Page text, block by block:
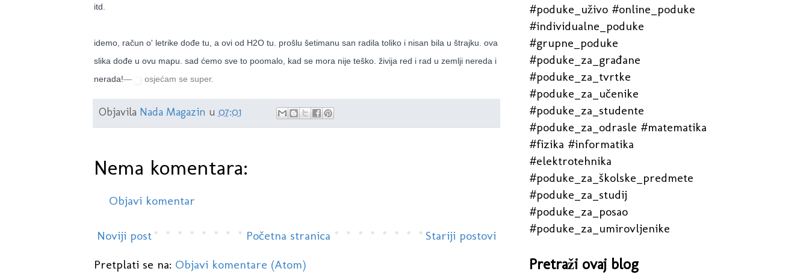
itd.
idemo, račun o' letrike dođe tu, a ovi od H2O tu. prošlu šetimanu san radila toliko i nisan bila u štrajku. ova
slika dođe u ovu mapu. sad ćemo sve to poomalo, kad se mora nije teško. živija red i rad u zemlji nereda i
nerada!— osjećam se super.
Objavila Nada Magazin u 07:01
Nema komentara:
Objavi komentar
Noviji post Stariji postovi
Početna stranica
Pretplati se na: Objavi komentare (Atom)
#poduke_uživo #online_poduke
#individualne_poduke
#grupne_poduke
#poduke_za_građane
#poduke_za_tvrtke
#poduke_za_učenike
#poduke_za_studente
#poduke_za_odrasle #matematika
#fizika #informatika
#elektrotehnika
#poduke_za_školske_predmete
#poduke_za_studij
#poduke_za_posao
#poduke_za_umirovljenike
Pretraži ovaj blog